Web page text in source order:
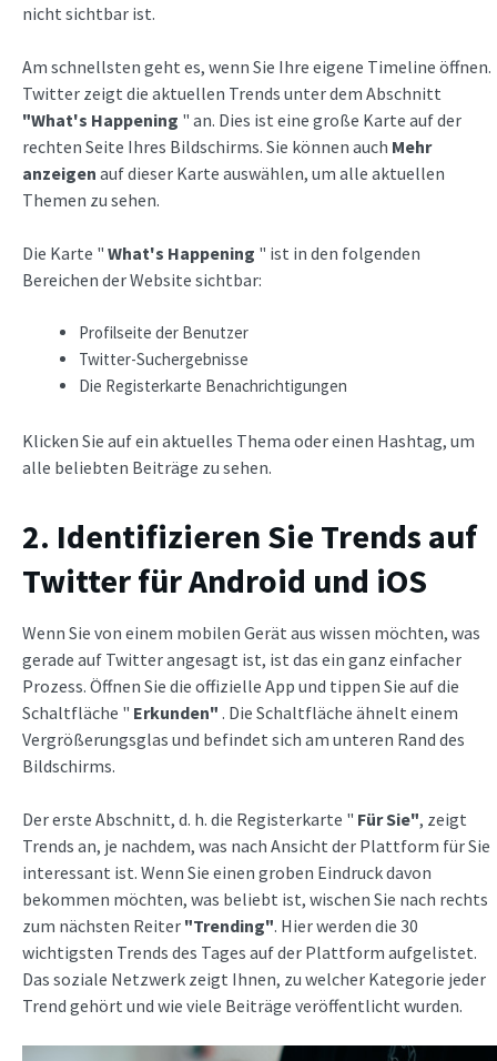
nicht sichtbar ist.
Am schnellsten geht es, wenn Sie Ihre eigene Timeline öffnen.
Twitter zeigt die aktuellen Trends unter dem Abschnitt
"What's Happening " an. Dies ist eine große Karte auf der
rechten Seite Ihres Bildschirms. Sie können auch Mehr
anzeigen auf dieser Karte auswählen, um alle aktuellen
Themen zu sehen.
Die Karte " What's Happening " ist in den folgenden
Bereichen der Website sichtbar:
Profilseite der Benutzer
Twitter-Suchergebnisse
Die Registerkarte Benachrichtigungen
Klicken Sie auf ein aktuelles Thema oder einen Hashtag, um
alle beliebten Beiträge zu sehen.
2. Identifizieren Sie Trends auf
Twitter für Android und iOS
Wenn Sie von einem mobilen Gerät aus wissen möchten, was
gerade auf Twitter angesagt ist, ist das ein ganz einfacher
Prozess. Öffnen Sie die offizielle App und tippen Sie auf die
Schaltfläche " Erkunden" . Die Schaltfläche ähnelt einem
Vergrößerungsglas und befindet sich am unteren Rand des
Bildschirms.
Der erste Abschnitt, d. h. die Registerkarte " Für Sie", zeigt
Trends an, je nachdem, was nach Ansicht der Plattform für Sie
interessant ist. Wenn Sie einen groben Eindruck davon
bekommen möchten, was beliebt ist, wischen Sie nach rechts
zum nächsten Reiter "Trending". Hier werden die 30
wichtigsten Trends des Tages auf der Plattform aufgelistet.
Das soziale Netzwerk zeigt Ihnen, zu welcher Kategorie jeder
Trend gehört und wie viele Beiträge veröffentlicht wurden.